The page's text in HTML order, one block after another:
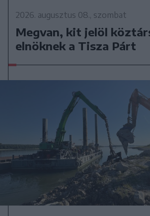
2026. augusztus 08., szombat
Megvan, kit jelöl
elnöknek a Tisza Párt